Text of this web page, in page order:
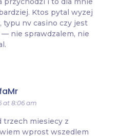
Ktos pytal wyzej
typu nv casino czy jest
nie sprawdzalem, nie
at 8:06 am
trzech miesiecy z
wprost wszedlem